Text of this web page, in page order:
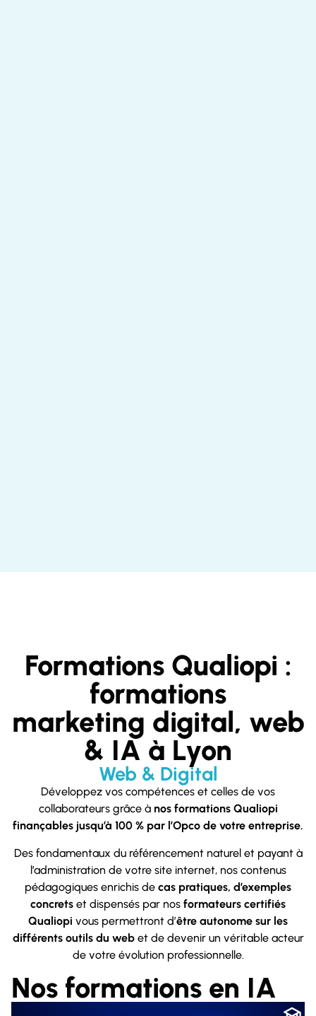
Formations Qualiopi :
formations
marketing digital, web
& IA à Lyon
Web & Digital
Développez vos compétences et celles de vos
collaborateurs grâce à nos formations Qualiopi
finançables jusqu’à 100 % par l’Opco de votre entreprise.
Des fondamentaux du référencement naturel et payant à
l’administration de votre site internet, nos contenus
pédagogiques enrichis de cas pratiques, d’exemples
concrets et dispensés par nos formateurs certifiés
Qualiopi vous permettront d’être autonome sur les
différents outils du webet de devenir un véritable acteur
de votre évolution professionnelle.
Nos formations en IA